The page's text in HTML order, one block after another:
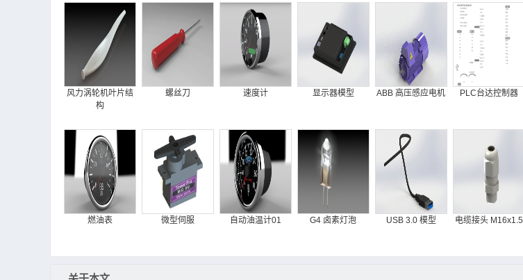
风力涡轮机叶片结
构
螺丝刀 速度计 显示器模型 ABB 高压感应电机 PLC台达控制器
燃油表 微型伺服 自动油温计01 G4 卤素灯泡 USB 3.0 模型 电缆接头 M16x1.5